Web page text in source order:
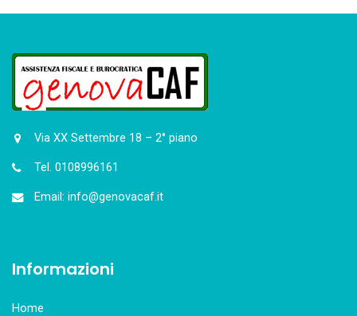
Via XX Settembre 18 – 2° piano
Tel. 0108996161
Email: info@genovacaf.it
Informazioni
Home